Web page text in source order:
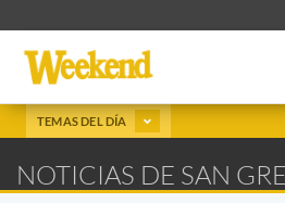
TEMAS DEL DÍA
NOTICIAS DE SAN